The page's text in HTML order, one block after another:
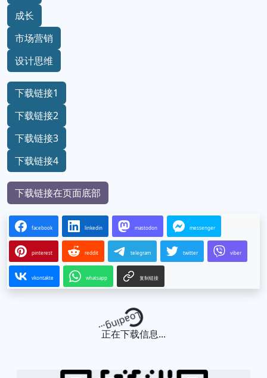
成长
市场营销
设计思维
下载链接1
下载链接2
下载链接3
下载链接4
下载链接在页面底部
facebook linkedin mastodon messenger
pinterest reddit telegram twitter viber
vkontakte whatsapp 复制链接
Loading...
正在下载信息...